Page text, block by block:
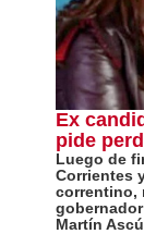
Ex
pide
Luego de
Corrientes
correntino,
Martín